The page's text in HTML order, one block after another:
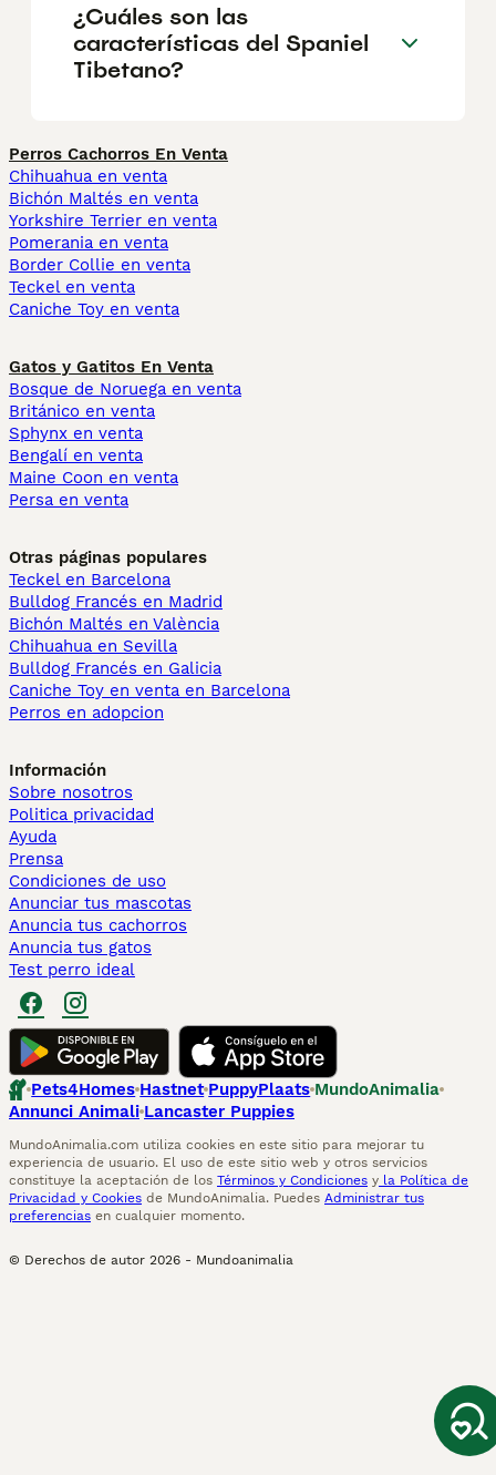
¿Cuáles son las
características del Spaniel
Tibetano?
Perros Cachorros En Venta
Chihuahua en venta
Bichón Maltés en venta
Yorkshire Terrier en venta
Pomerania en venta
Border Collie en venta
Teckel en venta
Caniche Toy en venta
Gatos y Gatitos En Venta
Bosque de Noruega en venta
Británico en venta
Sphynx en venta
Bengalí en venta
Maine Coon en venta
Persa en venta
Otras páginas populares
Teckel en Barcelona
Bulldog Francés en Madrid
Bichón Maltés en València
Chihuahua en Sevilla
Bulldog Francés en Galicia
Caniche Toy en venta en Barcelona
Perros en adopcion
Información
Sobre nosotros
Politica privacidad
Ayuda
Prensa
Condiciones de uso
Anunciar tus mascotas
Anuncia tus cachorros
Anuncia tus gatos
Test perro ideal
Pets4Homes Hastnet PuppyPlaats MundoAnimalia
Annunci Animali Lancaster Puppies
MundoAnimalia.com utiliza cookies en este sitio para mejorar tu
experiencia de usuario. El uso de este sitio web y otros servicios
constituye la aceptación de los Términos y Condiciones y la Política de
Privacidad y Cookies de MundoAnimalia. Puedes Administrar tus
preferencias en cualquier momento.
© Derechos de autor 2026 - Mundoanimalia